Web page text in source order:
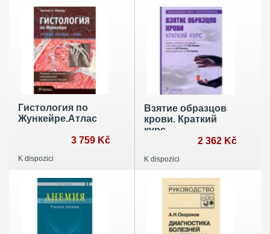
(закрашенный
обрез)
Руководство для
врачей
Гистология по
Жункейре.Атлас
3 759 Kč
K dispozici
Взятие образцов
крови. Краткий
курс
2 362 Kč
K dispozici